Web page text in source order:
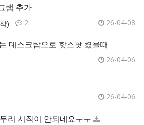
램 추가
) 2 26-04-08
데스크탑으로 핫스팟 켰을때
26-04-06
26-04-06
리 시작이 안되네요ㅜㅜ